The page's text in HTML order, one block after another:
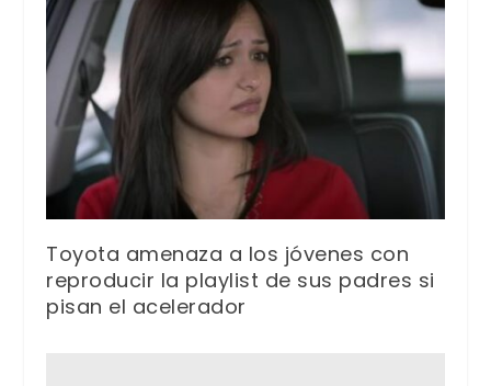
Toyota amenaza a los jóvenes con
reproducir la playlist de sus padres si
pisan el acelerador